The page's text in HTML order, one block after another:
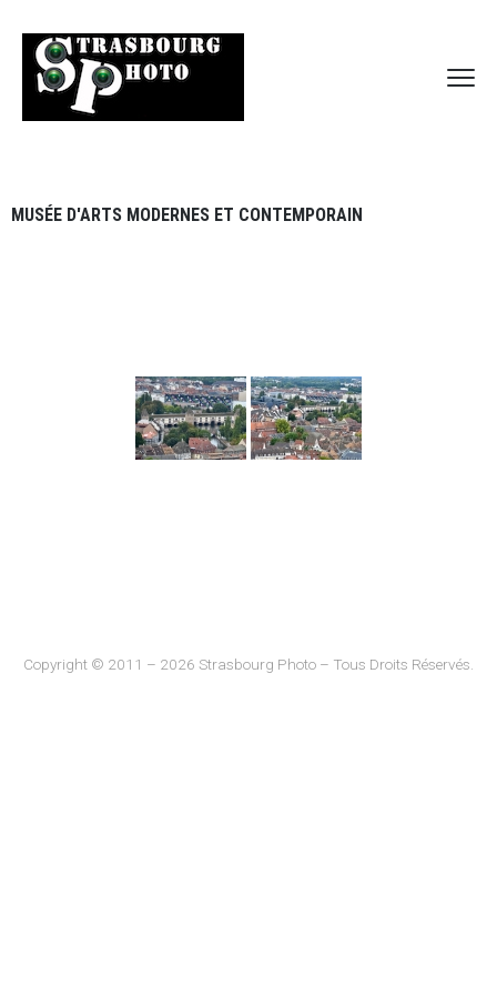
MUSÉE D'ARTS MODERNES ET CONTEMPORAIN
Copyright © 2011 – 2026 Strasbourg Photo – Tous Droits Réservés.